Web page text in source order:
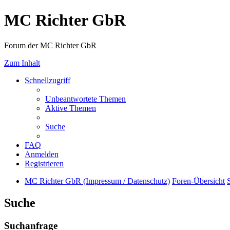
MC Richter GbR
Forum der MC Richter GbR
Zum Inhalt
Schnellzugriff
Unbeantwortete Themen
Aktive Themen
Suche
FAQ
Anmelden
Registrieren
MC Richter GbR (Impressum / Datenschutz) Foren-Übersicht
Suche
Suchanfrage